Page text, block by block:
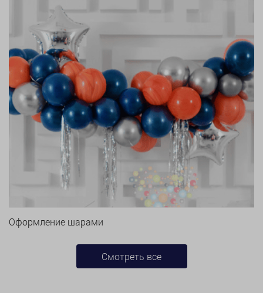
Оформление шарами
Смотреть все